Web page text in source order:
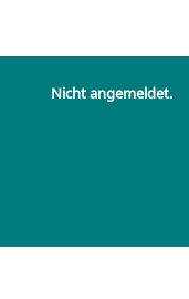
Nicht angemeldet.